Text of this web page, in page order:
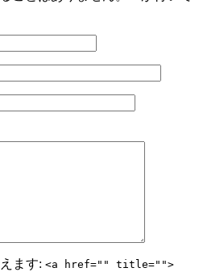
ます: <a href="" title="">